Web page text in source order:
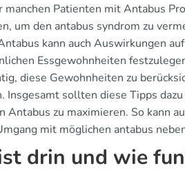
manchen Patienten mit Antabus
um den antabus syndrom zu
kann auch Auswirkungen
Essgewohnheiten
diese Gewohnheiten zu
Insgesamt sollten diese Tipps
Antabus zu maximieren. So kann
mit möglichen antabus
drin und wie